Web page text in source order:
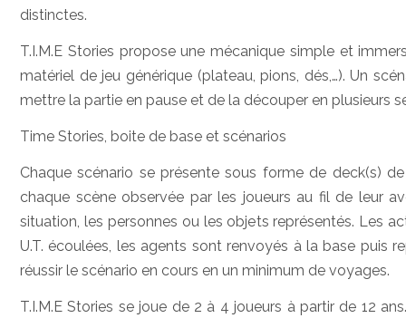
distinctes.
T.I.M.E Stories propose une mécanique simple et
matériel de jeu générique (plateau, pions, dés,…). Un
mettre la partie en pause et de la découper en plusieurs
Time Stories, boite de base et scénarios
Chaque scénario se présente sous forme de deck(s)
chaque scène observée par les joueurs au fil de leur
situation, les personnes ou les objets représentés. Les
U.T. écoulées, les agents sont renvoyés à la base puis
réussir le scénario en cours en un minimum de voyages.
T.I.M.E Stories se joue de 2 à 4 joueurs à partir de 12